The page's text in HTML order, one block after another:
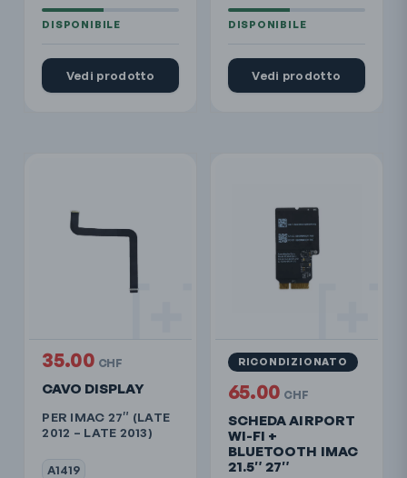
Vedi prodotto Vedi prodotto
CAVO DISPLAY
PER IMAC 27″ (LATE
2012 – LATE 2013)
A1419
35.00 CHF
SCHEDA AIRPORT
WI-FI +
BLUETOOTH IMAC
21.5″ 27″
RICONDIZIONATO
65.00 CHF